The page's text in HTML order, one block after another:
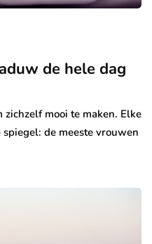
de hele dag
mooi te maken. Elke
de meeste vrouwen